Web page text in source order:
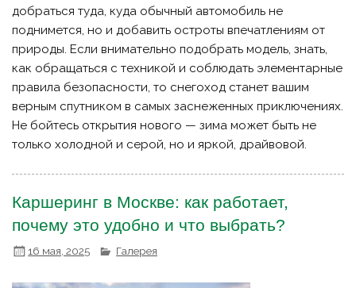
добраться туда, куда обычный автомобиль не
поднимется, но и добавить остроты впечатлениям от
природы. Если внимательно подобрать модель, знать,
как обращаться с техникой и соблюдать элементарные
правила безопасности, то снегоход станет вашим
верным спутником в самых заснеженных приключениях.
Не бойтесь открытия нового — зима может быть не
только холодной и серой, но и яркой, драйвовой.
Каршеринг в Москве: как работает,
почему это удобно и что выбрать?
16 мая, 2025 Галерея